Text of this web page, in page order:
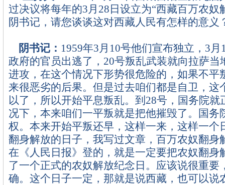
过决议将每年的3 月 28 日 设立为“西藏百万农奴
阴书记，请您谈谈这对西藏人民有怎样的意义
阴书记： 1959年3 月 10号他们宣布独立， 3 月
政府的官员出逃了， 20号叛乱武装就向拉萨当
进攻，在这个情况下形势很危险的，如果不平
来很恶劣的后果。但是过去咱们都是自卫，这
以了，所以开始平息叛乱。到 28号，国务院就
况下，本来咱们一平叛就是把他摧毁了。国务
权。本来开始平叛还早，这样一来，这样一个
翻身解放的日子，我写过文章，百万农奴翻身
在《人民日报》登的，就是一定要把农奴翻身
了一个正式的农奴解放纪念日。应该说很重要
确。这个日子一定，那就是说西藏，也可以说